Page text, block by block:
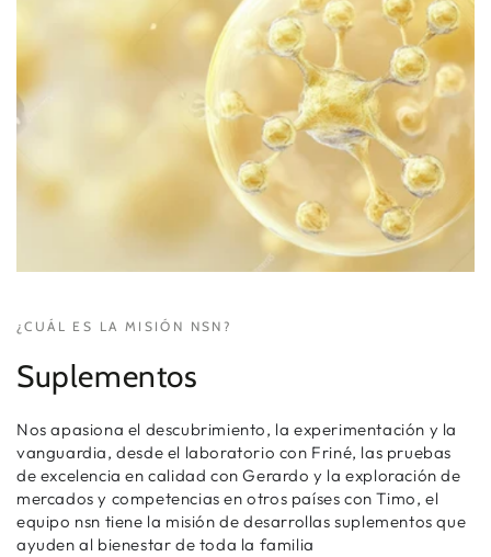
¿CUÁL ES LA MISIÓN NSN?
Suplementos
Nos apasiona el descubrimiento, la experimentación y la
vanguardia, desde el laboratorio con Friné, las pruebas
de excelencia en calidad con Gerardo y la exploración de
mercados y competencias en otros países con Timo, el
equipo nsn tiene la misión de desarrollas suplementos que
ayuden al bienestar de toda la familia